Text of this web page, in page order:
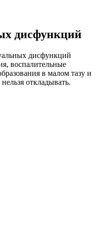
дисфункций
дисфункций
воспалительные
в малом тазу и
откладывать.